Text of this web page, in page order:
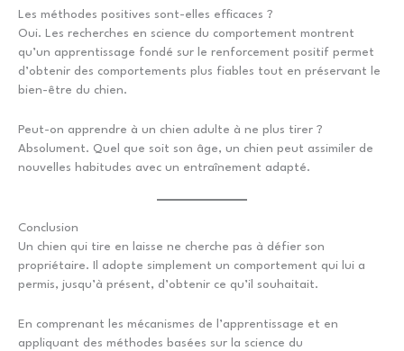
Les méthodes positives sont-elles efficaces ?
Oui. Les recherches en science du comportement montrent
qu’un apprentissage fondé sur le renforcement positif permet
d’obtenir des comportements plus fiables tout en préservant le
bien-être du chien.
Peut-on apprendre à un chien adulte à ne plus tirer ?
Absolument. Quel que soit son âge, un chien peut assimiler de
nouvelles habitudes avec un entraînement adapté.
Conclusion
Un chien qui tire en laisse ne cherche pas à défier son
propriétaire. Il adopte simplement un comportement qui lui a
permis, jusqu’à présent, d’obtenir ce qu’il souhaitait.
En comprenant les mécanismes de l’apprentissage et en
appliquant des méthodes basées sur la science du